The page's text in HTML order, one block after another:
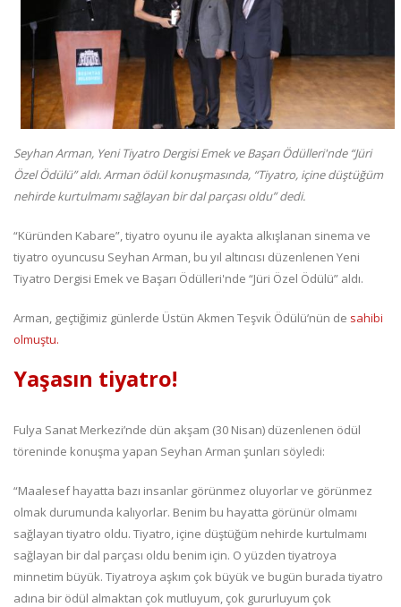
Seyhan Arman, Yeni Tiyatro Dergisi Emek ve Başarı Ödülleri'nde “Jüri
Özel Ödülü” aldı. Arman ödül konuşmasında, “Tiyatro, içine düştüğüm
nehirde kurtulmamı sağlayan bir dal parçası oldu” dedi.
“Küründen Kabare”, tiyatro oyunu ile ayakta alkışlanan sinema ve
tiyatro oyuncusu Seyhan Arman, bu yıl altıncısı düzenlenen Yeni
Tiyatro Dergisi Emek ve Başarı Ödülleri'nde “Jüri Özel Ödülü” aldı.
Arman, geçtiğimiz günlerde Üstün Akmen Teşvik Ödülü’nün de sahibi
olmuştu.
Yaşasın tiyatro!
Fulya Sanat Merkezi’nde dün akşam (30 Nisan) düzenlenen ödül
töreninde konuşma yapan Seyhan Arman şunları söyledi:
“Maalesef hayatta bazı insanlar görünmez oluyorlar ve görünmez
olmak durumunda kalıyorlar. Benim bu hayatta görünür olmamı
sağlayan tiyatro oldu. Tiyatro, içine düştüğüm nehirde kurtulmamı
sağlayan bir dal parçası oldu benim için. O yüzden tiyatroya
minnetim büyük. Tiyatroya aşkım çok büyük ve bugün burada tiyatro
adına bir ödül almaktan çok mutluyum, çok gururluyum çok